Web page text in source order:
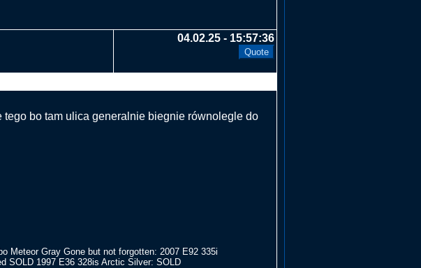
04.02.25 - 15:57:36
bo tam ulica generalnie biegnie równolegle do
Meteor Gray Gone but not forgotten: 2007 E92 335i
SOLD 1997 E36 328is Arctic Silver: SOLD